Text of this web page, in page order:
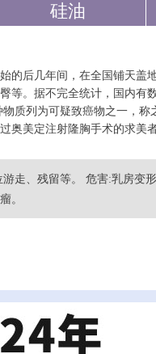
硅油
的后几年间，在全国铺天盖
等。据不完全统计，国内有
质列为可疑致癌物之一，称
奥美定注射隆胸手术的求美
走、残留等。 危害:乳房变
。